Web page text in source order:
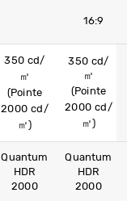
16:9
350 cd/
㎡
(Pointe
2000 cd/
㎡)
350 cd/
㎡
(Pointe
2000 cd/
㎡)
Quantum
HDR
2000
Quantum
HDR
2000